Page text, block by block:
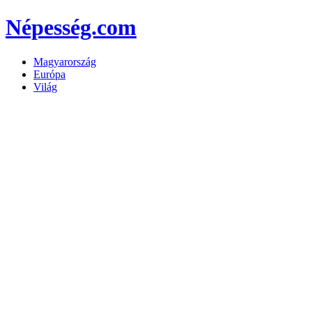
Népesség.com
Magyarország
Európa
Világ